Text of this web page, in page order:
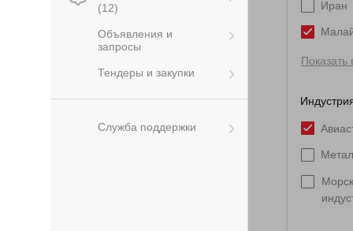
Служба поддержки
(12)
Объявления и
запросы
Тендеры и закупки
Иран
Показать